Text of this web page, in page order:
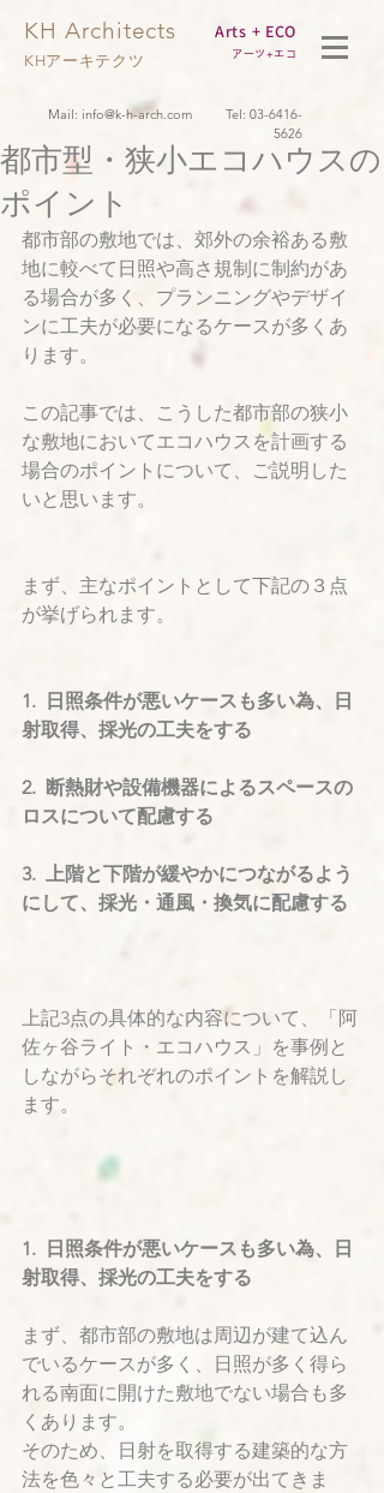
KH Architects
KHアーキテクツ
Arts + ECO
アーツ+エコ
Mail: info@k-h-arch.com Tel: 03-6416-
5626
都市型・狭小エコハウスの
ポイント
都市部の敷地では、郊外の余裕ある敷
地に較べて日照や高さ規制に制約があ
る場合が多く、プランニングやデザイ
ンに工夫が必要になるケースが多くあ
ります。
この記事では、こうした都市部の狭小
な敷地においてエコハウスを計画する
場合のポイントについて、ご説明した
いと思います。
まず、主なポイントとして下記の３点
が挙げられます。
1.  日照条件が悪いケースも多い為、日
射取得、採光の工夫をする
2.  断熱財や設備機器によるスペースの
ロスについて配慮する
3.  上階と下階が緩やかにつながるよう
にして、採光・通風・換気に配慮する
上記3点の具体的な内容について、「阿
佐ヶ谷ライト・エコハウス」を事例と
しながらそれぞれのポイントを解説し
ます。
1.  日照条件が悪いケースも多い為、日
射取得、採光の工夫をする
まず、都市部の敷地は周辺が建て込ん
でいるケースが多く、日照が多く得ら
れる南面に開けた敷地でない場合も多
くあります。
そのため、日射を取得する建築的な方
法を色々と工夫する必要が出てきま